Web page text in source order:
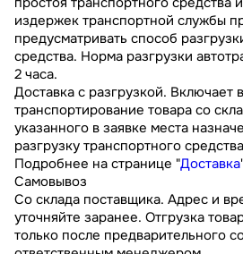
издержек транспортной службы
предусматривать способ
средства. Норма разгрузки
2 часа.
Доставка с разгрузкой. Включает
транспортирование товара со
указанного в заявке места
разгрузку транспортного
Подробнее на странице "Доставка
Самовывоз
Со склада поставщика. Адрес и
уточняйте заранее. Отгрузка
только после предварительного